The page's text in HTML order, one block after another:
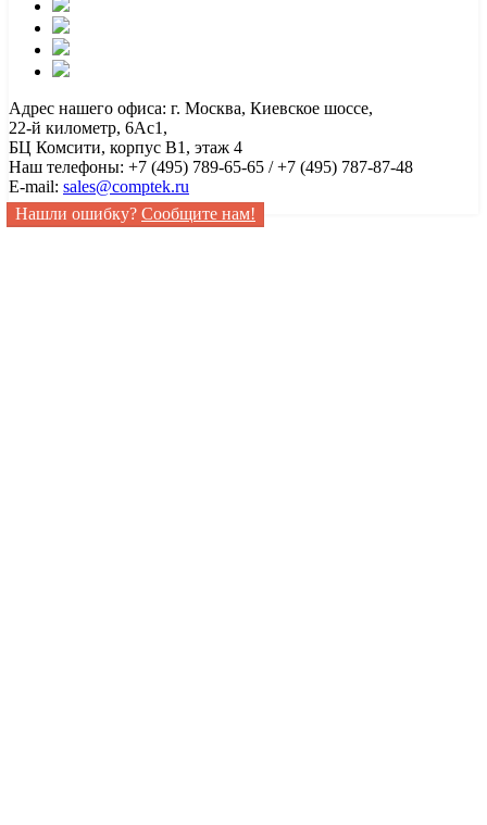
Адрес нашего офиса: г. Москва, Киевское шоссе,
22-й километр, 6Ас1,
БЦ Комсити, корпус B1, этаж 4
Наш телефоны: +7 (495) 789-65-65 / +7 (495) 787-87-48
E-mail: sales@comptek.ru
Нашли ошибку? Сообщите нам!